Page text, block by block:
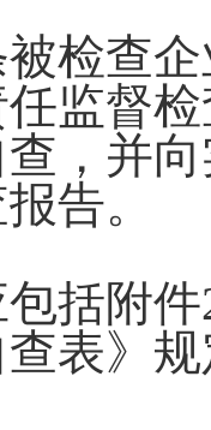
查企
监督
，并
告。
附件2
表》